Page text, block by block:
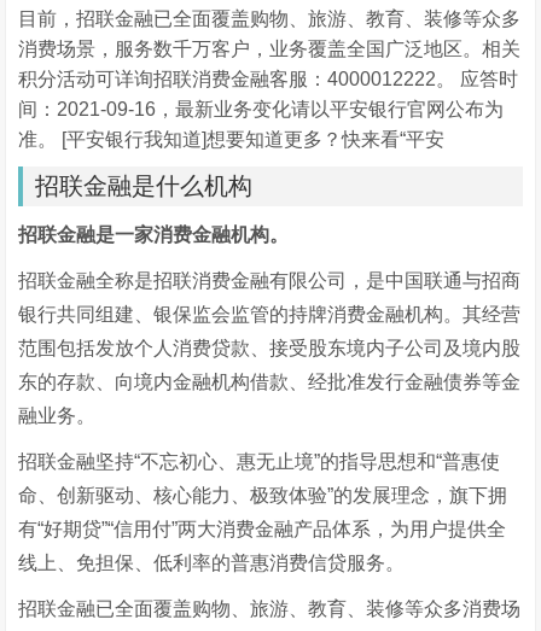
目前，招联金融已全面覆盖购物、旅游、教育、装修等众多
消费场景，服务数千万客户，业务覆盖全国广泛地区。相关
积分活动可详询招联消费金融客服：4000012222。 应答时
间：2021-09-16，最新业务变化请以平安银行官网公布为
准。 [平安银行我知道]想要知道更多？快来看“平安
招联金融是什么机构
招联金融是一家消费金融机构。
招联金融全称是招联消费金融有限公司，是中国联通与招商
银行共同组建、银保监会监管的持牌消费金融机构。其经营
范围包括发放个人消费贷款、接受股东境内子公司及境内股
东的存款、向境内金融机构借款、经批准发行金融债券等金
融业务。
招联金融坚持“不忘初心、惠无止境”的指导思想和“普惠使
命、创新驱动、核心能力、极致体验”的发展理念，旗下拥
有“好期贷”“信用付”两大消费金融产品体系，为用户提供全
线上、免担保、低利率的普惠消费信贷服务。
招联金融已全面覆盖购物、旅游、教育、装修等众多消费场